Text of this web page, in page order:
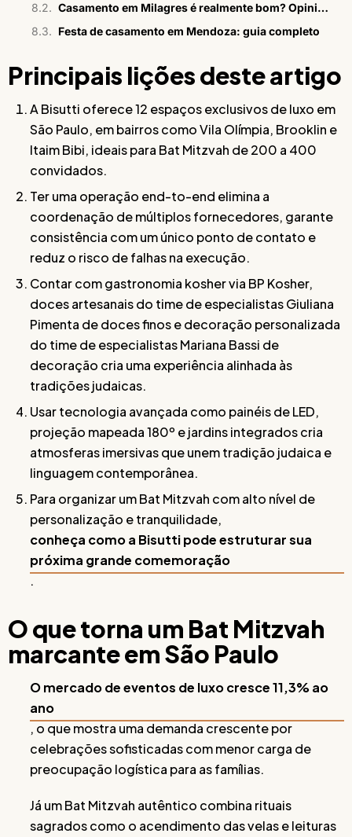
Casamento em Milagres é realmente bom? Opiniões sinceras
Festa de casamento em Mendoza: guia completo
Principais lições deste artigo
A Bisutti oferece 12 espaços exclusivos de luxo em
São Paulo, em bairros como Vila Olímpia, Brooklin e
Itaim Bibi, ideais para Bat Mitzvah de 200 a 400
convidados.
Ter uma operação end-to-end elimina a
coordenação de múltiplos fornecedores, garante
consistência com um único ponto de contato e
reduz o risco de falhas na execução.
Contar com gastronomia kosher via BP Kosher,
doces artesanais do time de especialistas Giuliana
Pimenta de doces finos e decoração personalizada
do time de especialistas Mariana Bassi de
decoração cria uma experiência alinhada às
tradições judaicas.
Usar tecnologia avançada como painéis de LED,
projeção mapeada 180º e jardins integrados cria
atmosferas imersivas que unem tradição judaica e
linguagem contemporânea.
Para organizar um Bat Mitzvah com alto nível de
personalização e tranquilidade,
conheça como a Bisutti pode estruturar sua
próxima grande comemoração
.
O que torna um Bat Mitzvah
marcante em São Paulo
O mercado de eventos de luxo cresce 11,3% ao
ano
, o que mostra uma demanda crescente por
celebrações sofisticadas com menor carga de
preocupação logística para as famílias.
Já um Bat Mitzvah autêntico combina rituais
sagrados como o acendimento das velas e leituras